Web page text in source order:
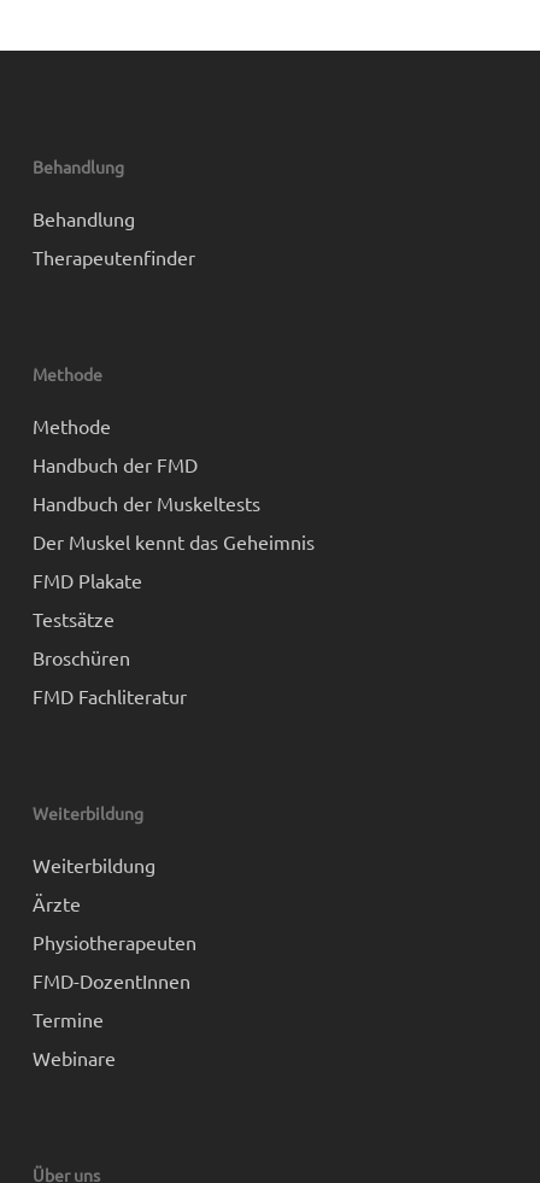
Behandlung
Behandlung
Therapeutenfinder
Methode
Methode
Handbuch der FMD
Handbuch der Muskeltests
Der Muskel kennt das Geheimnis
FMD Plakate
Testsätze
Broschüren
FMD Fachliteratur
Weiterbildung
Weiterbildung
Ärzte
Physiotherapeuten
FMD-DozentInnen
Termine
Webinare
Über uns